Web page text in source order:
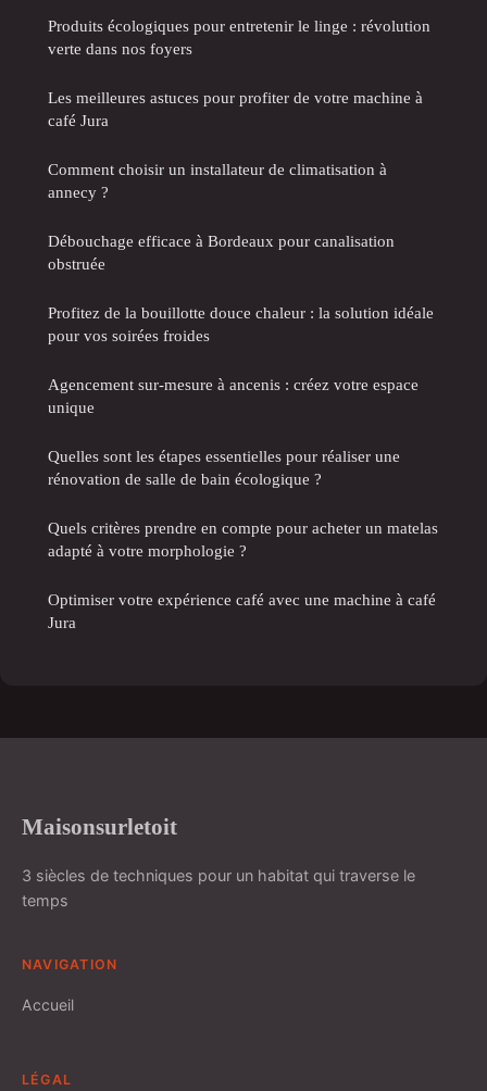
Produits écologiques pour entretenir le linge : révolution
verte dans nos foyers
Les meilleures astuces pour profiter de votre machine à
café Jura
Comment choisir un installateur de climatisation à
annecy ?
Débouchage efficace à Bordeaux pour canalisation
obstruée
Profitez de la bouillotte douce chaleur : la solution idéale
pour vos soirées froides
Agencement sur-mesure à ancenis : créez votre espace
unique
Quelles sont les étapes essentielles pour réaliser une
rénovation de salle de bain écologique ?
Quels critères prendre en compte pour acheter un matelas
adapté à votre morphologie ?
Optimiser votre expérience café avec une machine à café
Jura
Maisonsurletoit
3 siècles de techniques pour un habitat qui traverse le
temps
NAVIGATION
Accueil
LÉGAL